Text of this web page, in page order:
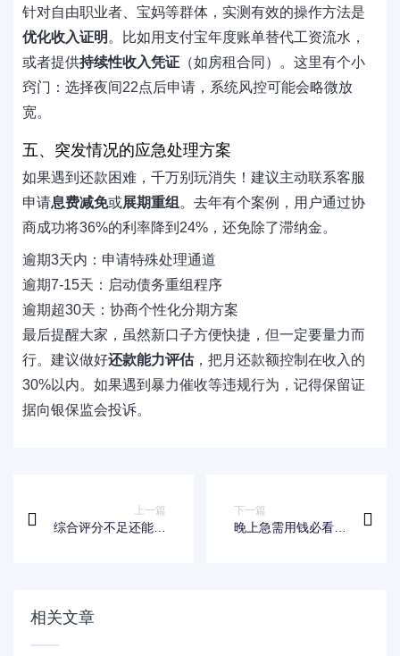
针对自由职业者、宝妈等群体，实测有效的操作方法是
优化收入证明 。比如用支付宝年度账单替代工资流水，
或者提供持续性收入凭证 （如房租合同）。这里有个小
窍门：选择夜间22点后申请，系统风控可能会略微放
宽。
五、突发情况的应急处理方案
如果遇到还款困难，千万别玩消失！建议主动联系客服
申请息费减免或展期重组 。去年有个案例，用户通过协
商成功将36%的利率降到24%，还免除了滞纳金。
逾期3天内：申请特殊处理通道
逾期7-15天：启动债务重组程序
逾期超30天：协商个性化分期方案
最后提醒大家，虽然新口子方便快捷，但一定要量力而
行。建议做好还款能力评估，把月还款额控制在收入的
30%以内。如果遇到暴力催收等违规行为，记得保留证
据向银保监会投诉。
上一篇
综合评分不足还能在
下一篇
晚上急需用钱必看！
相关文章